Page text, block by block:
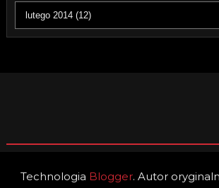
Technologia Blogger. Autor